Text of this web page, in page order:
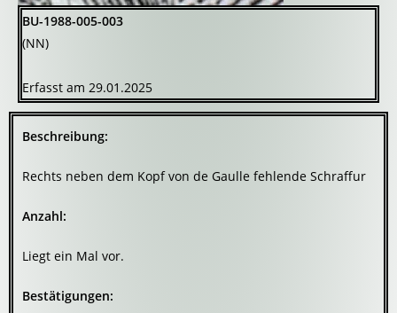
BU-1988-005-003
(NN)
Erfasst am 29.01.2025
Beschreibung:
Rechts neben dem Kopf von de Gaulle fehlende Schraffur
Anzahl:
Liegt ein Mal vor.
Bestätigungen: